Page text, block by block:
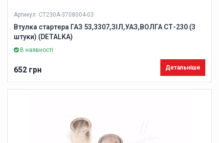
Артикул: СТ230А-3708004-03
Втулка стартера ГАЗ 53,3307,ЗІЛ,УАЗ,ВОЛГА СТ-230 (3
штуки) (DETALKA)
В наявності
652 грн Детальніше